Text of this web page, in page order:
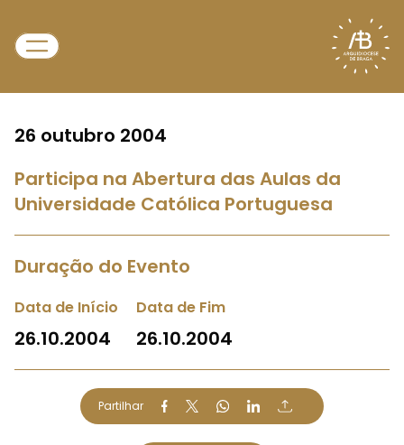
26 outubro 2004
Participa na Abertura das Aulas da
Universidade Católica Portuguesa
Duração do Evento
Data de Início
26.10.2004
Data de Fim
26.10.2004
Partilhar